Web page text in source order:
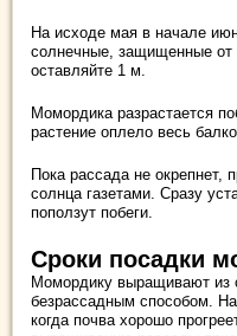
На исходе мая в начале
солнечные, защищенные от
оставляйте 1 м.
Момордика разрастается
растение оплело весь
Пока рассада не окрепнет,
солнца газетами. Сразу
поползут побеги.
Сроки посадки
Момордику выращивают из
безрассадным способом.
когда почва хорошо